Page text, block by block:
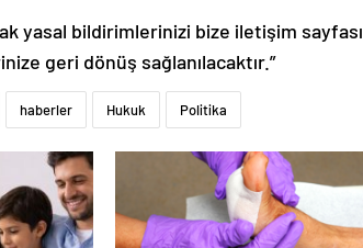
yasal bildirimlerinizi bize iletişim sayfası
geri dönüş sağlanılacaktır.”
haberler Hukuk Politika